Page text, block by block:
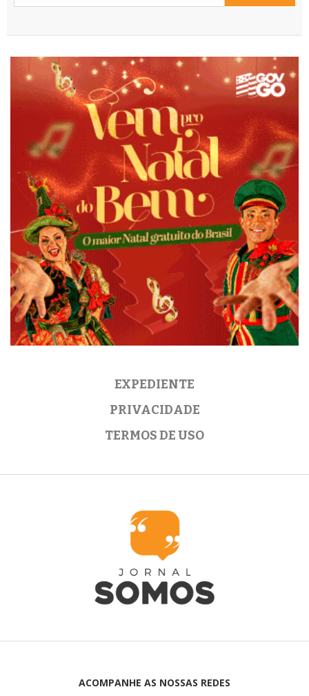
EXPEDIENTE
PRIVACIDADE
TERMOS DE USO
ACOMPANHE AS NOSSAS REDES